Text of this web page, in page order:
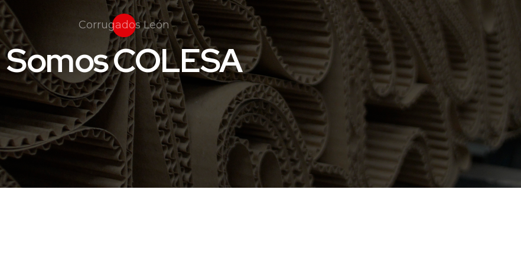
Corrugados León
Somos COLESA
Somos CALIDAD